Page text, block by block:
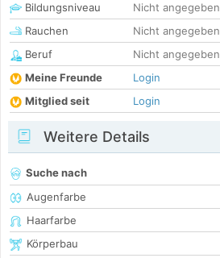
Bildungsniveau
Nicht angegeben
Rauchen
Nicht angegeben
Beruf
Nicht angegeben
Meine Freunde
Login
Mitglied seit
Login
Weitere Details
Suche nach
Augenfarbe
Haarfarbe
Körperbau